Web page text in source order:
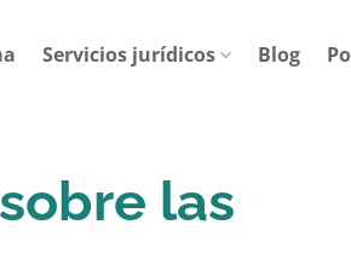
Servicios jurídicos Blog
las